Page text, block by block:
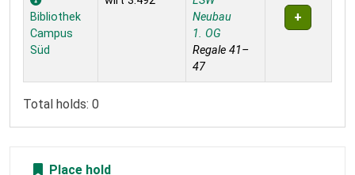
Bibliothek
Campus
Süd
Neubau
1. OG
Regale 41–
47
Total holds: 0
Place hold